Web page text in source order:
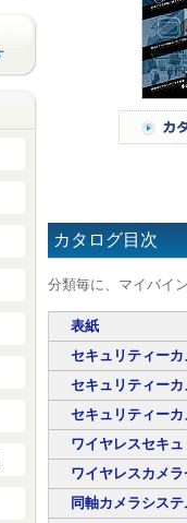
カタログ目次
分類毎に、マイバイ
表紙
セキュリティー
セキュリティー
セキュリティー
ワイヤレスセキ
ワイヤレスカメ
同軸カメラシス